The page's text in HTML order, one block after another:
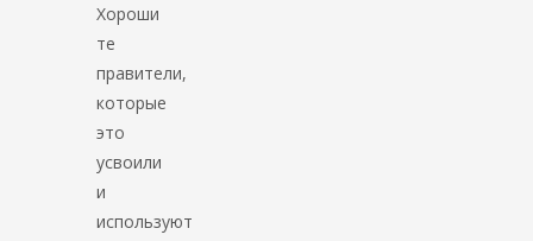
Хороши
те
правители,
которые
это
усвоили
и
используют